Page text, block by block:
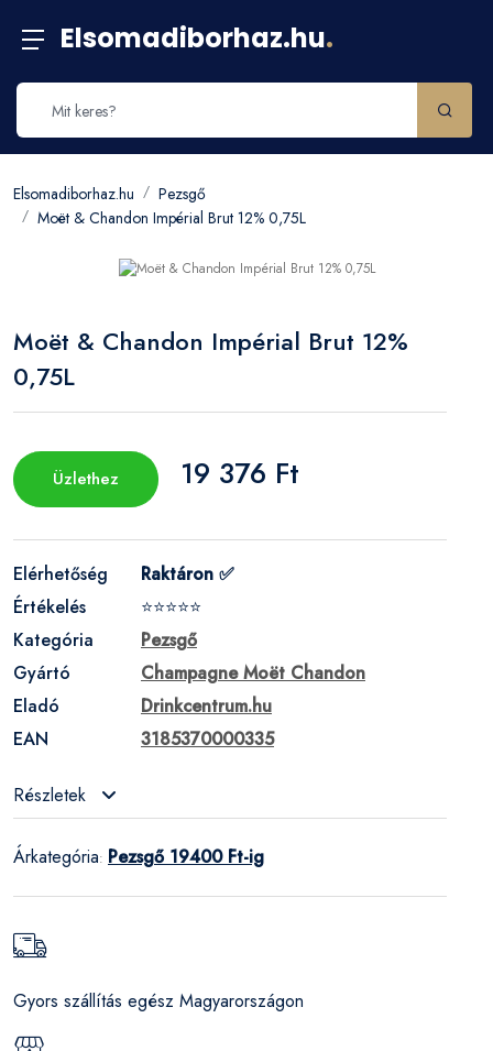
Elsomadiborhaz.hu.
Elsomadiborhaz.hu
Pezsgő
Moët & Chandon Impérial Brut 12% 0,75L
Moët & Chandon Impérial Brut 12%
0,75L
Üzlethez 19 376 Ft
Elérhetőség
Raktáron ✅
Értékelés
⭐⭐⭐⭐⭐
Kategória
Pezsgő
Gyártó
Champagne Moët Chandon
Eladó
Drinkcentrum.hu
EAN
3185370000335
Részletek
Árkategória: Pezsgő 19400 Ft-ig
Gyors szállítás egész Magyarországon